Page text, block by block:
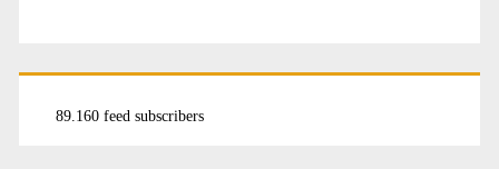
89.160 feed subscribers